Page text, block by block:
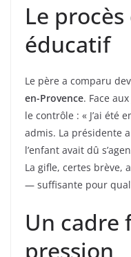
Le
éducatif
Le père a comparu
en-Provence. Face
le contrôle : « J’ai été
admis. La présidente
l’enfant avait dû
La gifle, certes brève,
— suffisante pour
Un cadre
pression